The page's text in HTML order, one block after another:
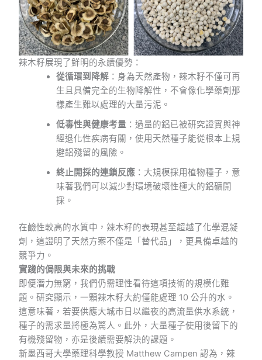
辣木籽展現了鮮明的永續優勢：
從循環到降解 ：身為天然產物，辣木籽不僅可再
生且具備完全的生物降解性，不會像化學藥劑那
樣產生難以處理的大量污泥。
低毒性與健康考量 ：過量的鋁已被研究證實與神
經退化性疾病有關，使用天然種子能從根本上規
避鋁殘留的風險。
終止開採的連鎖反應 ：大規模採用植物種子，意
味著我們可以減少對環境破壞性極大的鋁礦開
採。
在鹼性較高的水質中，辣木籽的表現甚至超越了化學混凝
劑，這證明了天然方案不僅是「替代品」，更具備卓越的
競爭力。
實踐的侷限與未來的挑戰
即便潛力無窮，我們仍需理性看待這項技術的規模化難
題。研究顯示，一顆辣木籽大約僅能處理 10 公升的水。
這意味著，若要供應大城市日以繼夜的高流量供水系統，
種子的需求量將極為驚人。此外，大量種子使用後留下的
有機殘留物，亦是後續需要解決的課題。
新墨西哥大學藥理科學教授 Matthew Campen 認為，辣